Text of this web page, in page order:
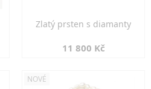
Zlatý prsten s diamanty
11 800 Kč
NOVÉ